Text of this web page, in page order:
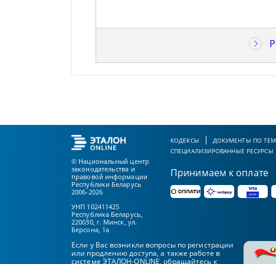
© Национальный центр
законодательства и
правовой информации
Республики Беларусь
2006-2026
УНП 102411425
Республика Беларусь,
220030, г. Минск, ул.
Берсона, 1а
КОДЕКСЫ ДОКУМЕНТЫ ПО
СПЕЦИАЛИЗИРОВАННЫЕ РЕСУРСЫ
Принимаем к оплате
Если у Вас возникли вопросы по регистрации
или продлению доступа, а также работе в
системе ЭТАЛОН-ONLINE, обращайтесь к